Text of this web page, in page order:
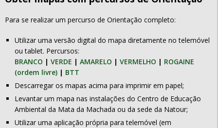
Para se realizar um percurso de Orientação completo:
Utilizar uma versão digital do mapa diretamente no telemóvel
ou tablet. Percursos:
BRANCO | VERDE | AMARELO | VERMELHO | ROGAINE
(ordem livre) | BTT
Descarregar os mapas acima para imprimir em papel;
Levantar um mapa nas instalações do Centro de Educação
Ambiental da Mata da Machada ou da sede da Natour;
Utilizar uma aplicação própria para telemóvel (em